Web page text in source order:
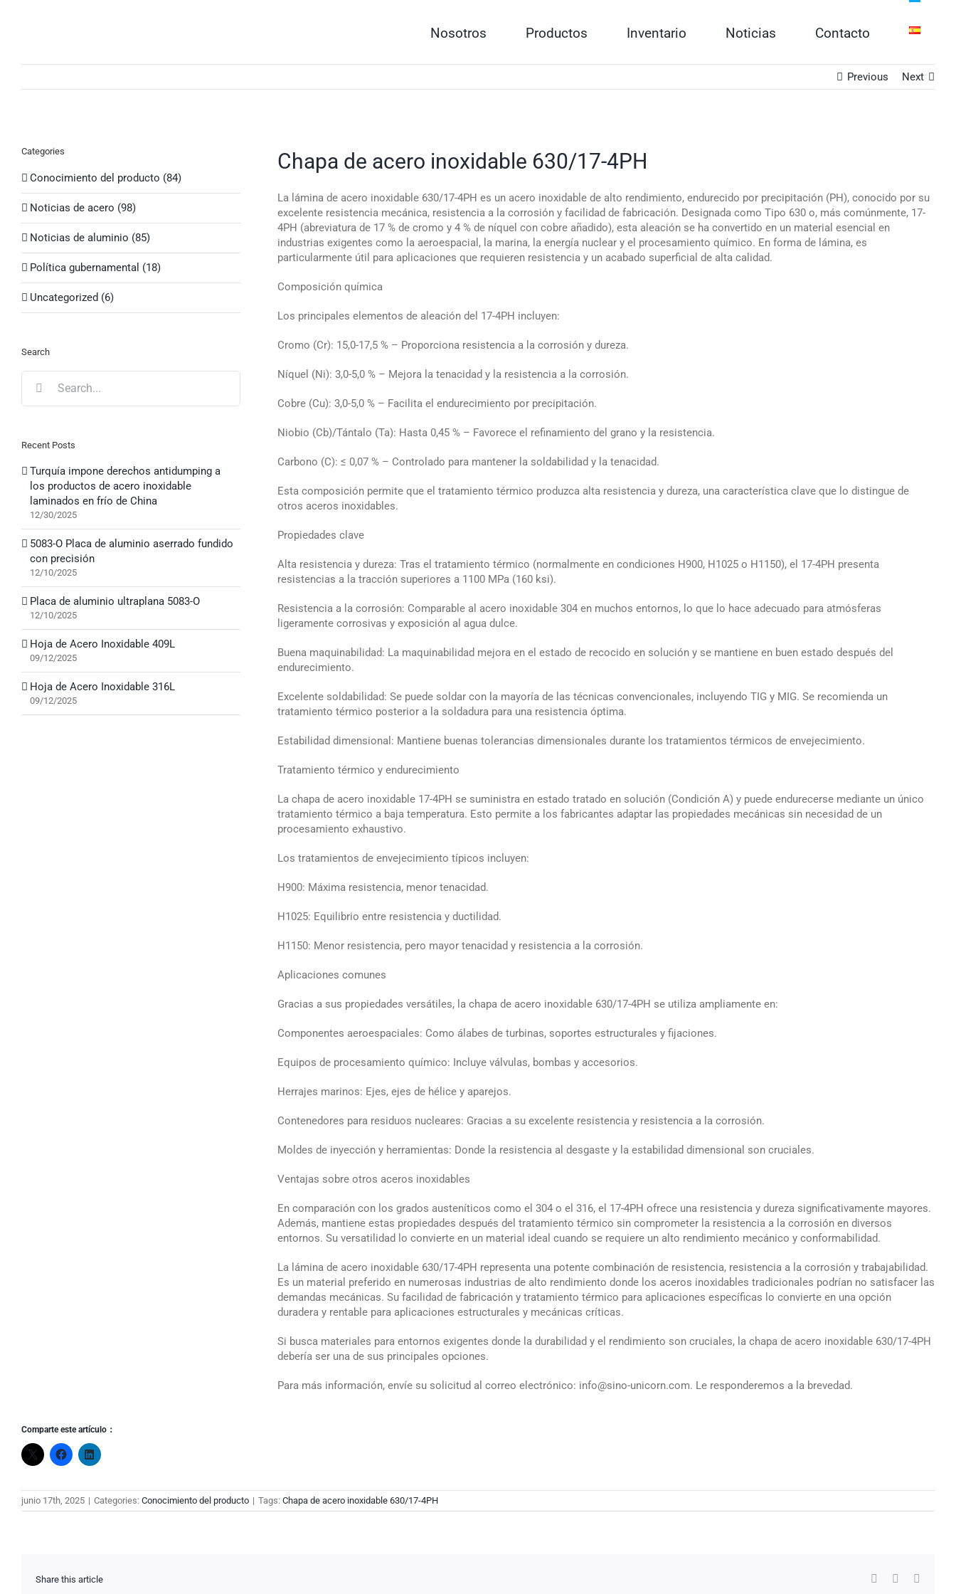
Nosotros Productos Inventario Noticias Contacto
Previous Next
Categories
Conocimiento del producto (84)
Noticias de acero (98)
Noticias de aluminio (85)
Política gubernamental (18)
Uncategorized (6)
Search
Search
for:
Recent Posts
Turquía impone derechos antidumping a
los productos de acero inoxidable
laminados en frío de China
12/30/2025
5083-O Placa de aluminio aserrado fundido
con precisión
12/10/2025
Placa de aluminio ultraplana 5083-O
12/10/2025
Hoja de Acero Inoxidable 409L
09/12/2025
Hoja de Acero Inoxidable 316L
09/12/2025
Chapa de acero inoxidable 630/17-4PH
La lámina de acero inoxidable 630/17-4PH es un acero inoxidable de alto rendimiento, endurecido por precipitación (PH), conocido por su
excelente resistencia mecánica, resistencia a la corrosión y facilidad de fabricación. Designada como Tipo 630 o, más comúnmente, 17-
4PH (abreviatura de 17 % de cromo y 4 % de níquel con cobre añadido), esta aleación se ha convertido en un material esencial en
industrias exigentes como la aeroespacial, la marina, la energía nuclear y el procesamiento químico. En forma de lámina, es
particularmente útil para aplicaciones que requieren resistencia y un acabado superficial de alta calidad.
Composición química
Los principales elementos de aleación del 17-4PH incluyen:
Cromo (Cr): 15,0-17,5 % – Proporciona resistencia a la corrosión y dureza.
Níquel (Ni): 3,0-5,0 % – Mejora la tenacidad y la resistencia a la corrosión.
Cobre (Cu): 3,0-5,0 % – Facilita el endurecimiento por precipitación.
Niobio (Cb)/Tántalo (Ta): Hasta 0,45 % – Favorece el refinamiento del grano y la resistencia.
Carbono (C): ≤ 0,07 % – Controlado para mantener la soldabilidad y la tenacidad.
Esta composición permite que el tratamiento térmico produzca alta resistencia y dureza, una característica clave que lo distingue de
otros aceros inoxidables.
Propiedades clave
Alta resistencia y dureza: Tras el tratamiento térmico (normalmente en condiciones H900, H1025 o H1150), el 17-4PH presenta
resistencias a la tracción superiores a 1100 MPa (160 ksi).
Resistencia a la corrosión: Comparable al acero inoxidable 304 en muchos entornos, lo que lo hace adecuado para atmósferas
ligeramente corrosivas y exposición al agua dulce.
Buena maquinabilidad: La maquinabilidad mejora en el estado de recocido en solución y se mantiene en buen estado después del
endurecimiento.
Excelente soldabilidad: Se puede soldar con la mayoría de las técnicas convencionales, incluyendo TIG y MIG. Se recomienda un
tratamiento térmico posterior a la soldadura para una resistencia óptima.
Estabilidad dimensional: Mantiene buenas tolerancias dimensionales durante los tratamientos térmicos de envejecimiento.
Tratamiento térmico y endurecimiento
La chapa de acero inoxidable 17-4PH se suministra en estado tratado en solución (Condición A) y puede endurecerse mediante un único
tratamiento térmico a baja temperatura. Esto permite a los fabricantes adaptar las propiedades mecánicas sin necesidad de un
procesamiento exhaustivo.
Los tratamientos de envejecimiento típicos incluyen:
H900: Máxima resistencia, menor tenacidad.
H1025: Equilibrio entre resistencia y ductilidad.
H1150: Menor resistencia, pero mayor tenacidad y resistencia a la corrosión.
Aplicaciones comunes
Gracias a sus propiedades versátiles, la chapa de acero inoxidable 630/17-4PH se utiliza ampliamente en:
Componentes aeroespaciales: Como álabes de turbinas, soportes estructurales y fijaciones.
Equipos de procesamiento químico: Incluye válvulas, bombas y accesorios.
Herrajes marinos: Ejes, ejes de hélice y aparejos.
Contenedores para residuos nucleares: Gracias a su excelente resistencia y resistencia a la corrosión.
Moldes de inyección y herramientas: Donde la resistencia al desgaste y la estabilidad dimensional son cruciales.
Ventajas sobre otros aceros inoxidables
En comparación con los grados austeníticos como el 304 o el 316, el 17-4PH ofrece una resistencia y dureza significativamente mayores.
Además, mantiene estas propiedades después del tratamiento térmico sin comprometer la resistencia a la corrosión en diversos
entornos. Su versatilidad lo convierte en un material ideal cuando se requiere un alto rendimiento mecánico y conformabilidad.
La lámina de acero inoxidable 630/17-4PH representa una potente combinación de resistencia, resistencia a la corrosión y trabajabilidad.
Es un material preferido en numerosas industrias de alto rendimiento donde los aceros inoxidables tradicionales podrían no satisfacer las
demandas mecánicas. Su facilidad de fabricación y tratamiento térmico para aplicaciones específicas lo convierte en una opción
duradera y rentable para aplicaciones estructurales y mecánicas críticas.
Si busca materiales para entornos exigentes donde la durabilidad y el rendimiento son cruciales, la chapa de acero inoxidable 630/17-4PH
debería ser una de sus principales opciones.
Para más información, envíe su solicitud al correo electrónico: info@sino-unicorn.com. Le responderemos a la brevedad.
Comparte este artículo：
junio 17th, 2025 | Categories: Conocimiento del producto | Tags: Chapa de acero inoxidable 630/17-4PH
Share this article Facebook